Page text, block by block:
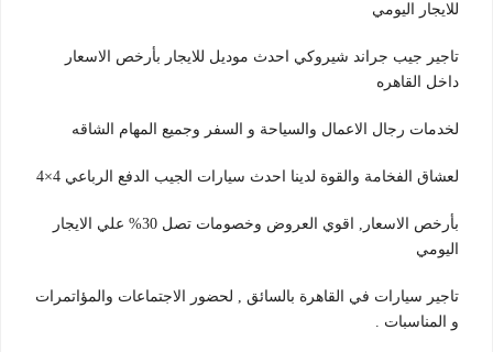
للايجار اليومي
تاجير جيب جراند شيروكي احدث موديل للايجار بأرخص الاسعار
داخل القاهره
لخدمات رجال الاعمال والسياحة و السفر وجميع المهام الشاقه
لعشاق الفخامة والقوة لدينا احدث سيارات الجيب الدفع الرباعي 4×4
بأرخص الاسعار, اقوي العروض وخصومات تصل 30% علي الايجار
اليومي
تاجير سيارات في القاهرة بالسائق , لحضور الاجتماعات والمؤاتمرات
و المناسبات .